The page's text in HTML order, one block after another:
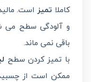
کاملا تمیز است.
و آلودگی سطح می
باقی نمی ماند.
با تمیز کردن سطح
ممکن است از